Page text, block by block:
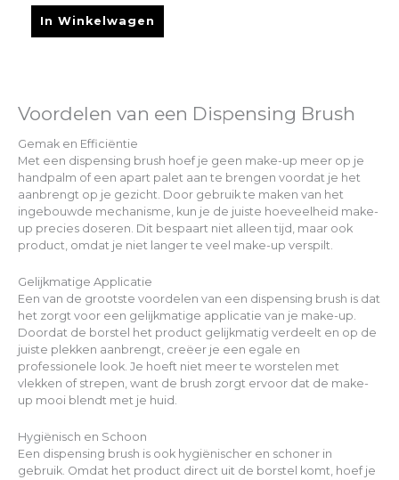
In Winkelwagen
Voordelen van een Dispensing Brush
Gemak en Efficiëntie
Met een dispensing brush hoef je geen make-up meer op je
handpalm of een apart palet aan te brengen voordat je het
aanbrengt op je gezicht. Door gebruik te maken van het
ingebouwde mechanisme, kun je de juiste hoeveelheid make-
up precies doseren. Dit bespaart niet alleen tijd, maar ook
product, omdat je niet langer te veel make-up verspilt.
Gelijkmatige Applicatie
Een van de grootste voordelen van een dispensing brush is dat
het zorgt voor een gelijkmatige applicatie van je make-up.
Doordat de borstel het product gelijkmatig verdeelt en op de
juiste plekken aanbrengt, creëer je een egale en
professionele look. Je hoeft niet meer te worstelen met
vlekken of strepen, want de brush zorgt ervoor dat de make-
up mooi blendt met je huid.
Hygiënisch en Schoon
Een dispensing brush is ook hygiënischer en schoner in
gebruik. Omdat het product direct uit de borstel komt, hoef je